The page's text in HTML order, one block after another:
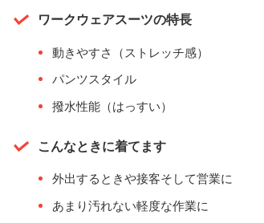
ワークウェアスーツの特長
動きやすさ（ストレッチ感）
パンツスタイル
撥水性能（はっすい）
こんなときに着てます
外出するときや接客そして営業に
あまり汚れない軽度な作業に